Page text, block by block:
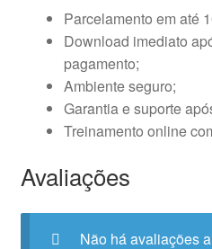
Parcelamento em até
Download imediato
pagamento;
Ambiente seguro;
Garantia e suporte
Treinamento online
Avaliações
Não há avaliações